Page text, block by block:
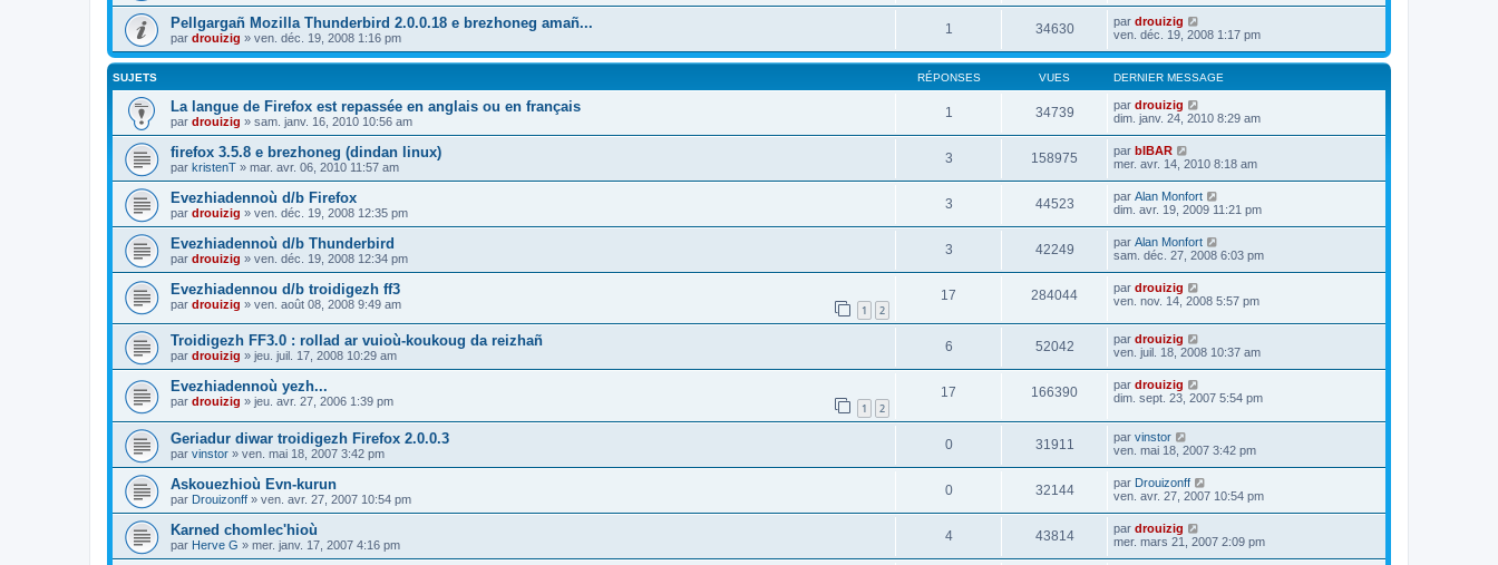
Pellgargañ Mozilla Thunderbird 2.0.0.18 e brezhoneg amañ...
par drouizig » ven. déc. 19, 2008 1:16 pm
1 34630 par drouizig
ven. déc. 19, 2008 1:17 pm
SUJETS RÉPONSES VUES DERNIER MESSAGE
La langue de Firefox est repassée en anglais ou en français
par drouizig » sam. janv. 16, 2010 10:56 am
1 34739 par drouizig
dim. janv. 24, 2010 8:29 am
firefox 3.5.8 e brezhoneg (dindan linux)
par kristenT » mar. avr. 06, 2010 11:57 am
3 158975 par bIBAR
mer. avr. 14, 2010 8:18 am
Evezhiadennoù d/b Firefox
par drouizig » ven. déc. 19, 2008 12:35 pm
3 44523 par Alan Monfort
dim. avr. 19, 2009 11:21 pm
Evezhiadennoù d/b Thunderbird
par drouizig » ven. déc. 19, 2008 12:34 pm
3 42249 par Alan Monfort
sam. déc. 27, 2008 6:03 pm
Evezhiadennou d/b troidigezh ff3
par drouizig » ven. août 08, 2008 9:49 am 1 2
17 284044 par drouizig
ven. nov. 14, 2008 5:57 pm
Troidigezh FF3.0 : rollad ar vuioù-koukoug da reizhañ
par drouizig » jeu. juil. 17, 2008 10:29 am
6 52042 par drouizig
ven. juil. 18, 2008 10:37 am
Evezhiadennoù yezh...
par drouizig » jeu. avr. 27, 2006 1:39 pm 1 2
17 166390 par drouizig
dim. sept. 23, 2007 5:54 pm
Geriadur diwar troidigezh Firefox 2.0.0.3
par vinstor » ven. mai 18, 2007 3:42 pm
0 31911 par vinstor
ven. mai 18, 2007 3:42 pm
Askouezhioù Evn-kurun
par Drouizonff » ven. avr. 27, 2007 10:54 pm
0 32144 par Drouizonff
ven. avr. 27, 2007 10:54 pm
Karned chomlec'hioù
par Herve G » mer. janv. 17, 2007 4:16 pm
4 43814 par drouizig
mer. mars 21, 2007 2:09 pm